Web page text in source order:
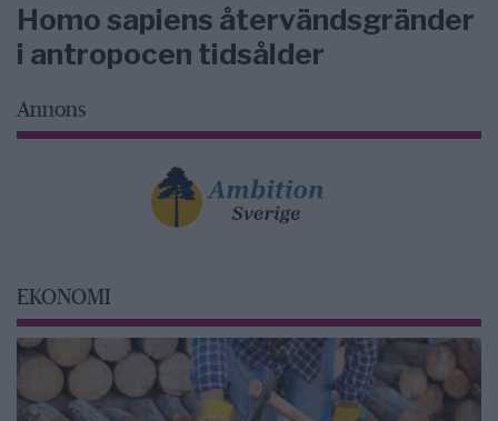
Homo sapiens återvändsgränder
i antropocen tidsålder
Annons
EKONOMI